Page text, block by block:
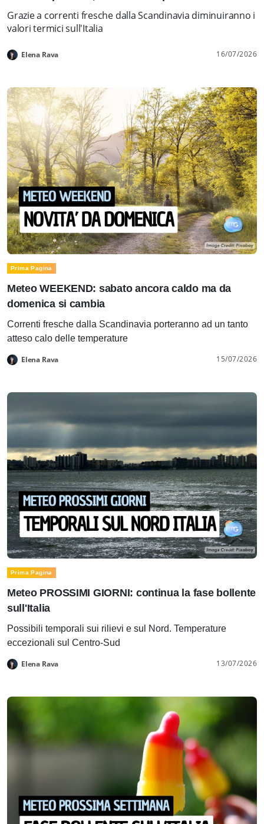
Grazie a correnti fresche dalla Scandinavia diminuiranno i
valori termici sull'Italia
Elena Rava 16/07/2026
Prima Pagina
Meteo WEEKEND: sabato ancora caldo ma da
domenica si cambia
Correnti fresche dalla Scandinavia porteranno ad un tanto
atteso calo delle temperature
Elena Rava 15/07/2026
Prima Pagina
Meteo PROSSIMI GIORNI: continua la fase bollente
sull'Italia
Possibili temporali sui rilievi e sul Nord. Temperature
eccezionali sul Centro-Sud
Elena Rava 13/07/2026